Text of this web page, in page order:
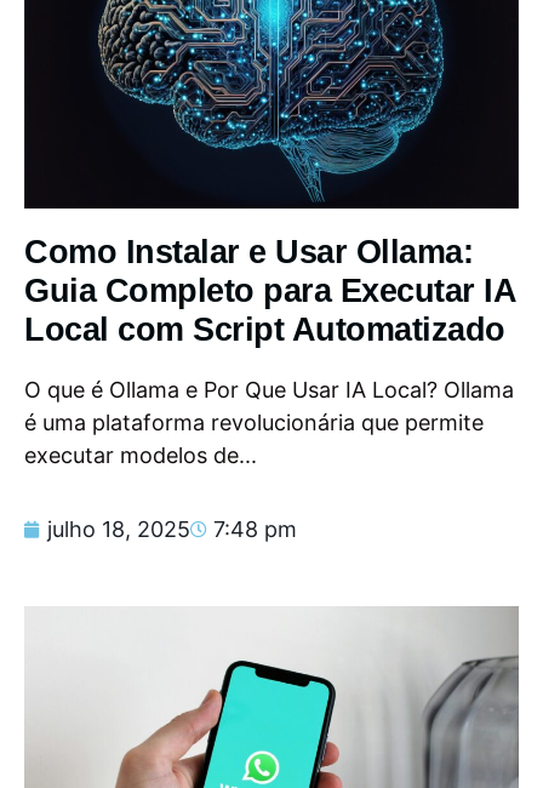
Como Instalar e Usar Ollama:
Guia Completo para Executar IA
Local com Script Automatizado
O que é Ollama e Por Que Usar IA Local? Ollama
é uma plataforma revolucionária que permite
executar modelos de...
julho 18, 2025 7:48 pm